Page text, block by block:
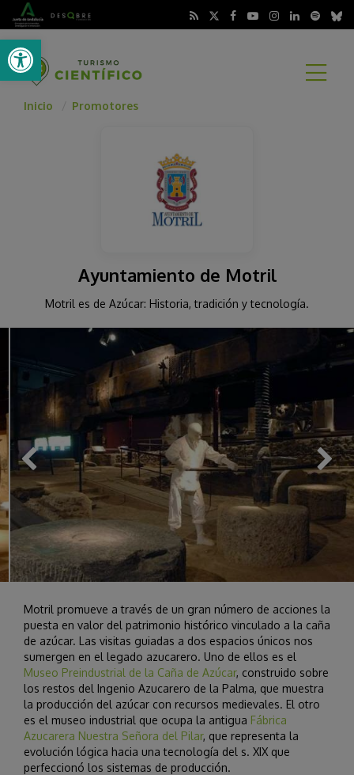
Abrir barra de herramientas
Inicio Promotores
Ayuntamiento de Motril
Motril es de Azúcar: Historia, tradición y tecnología.
Motril promueve a través de un gran número de acciones la
puesta en valor del patrimonio histórico vinculado a la caña
de azúcar. Las visitas guiadas a dos espacios únicos nos
sumergen en el legado azucarero. Uno de ellos es el
Museo Preindustrial de la Caña de Azúcar, construido sobre
los restos del Ingenio Azucarero de la Palma, que muestra
la producción del azúcar con recursos medievales. El otro
es el museo industrial que ocupa la antigua Fábrica
Azucarera Nuestra Señora del Pilar, que representa la
evolución lógica hacia una tecnología del s. XIX que
perfeccionó los sistemas de producción.